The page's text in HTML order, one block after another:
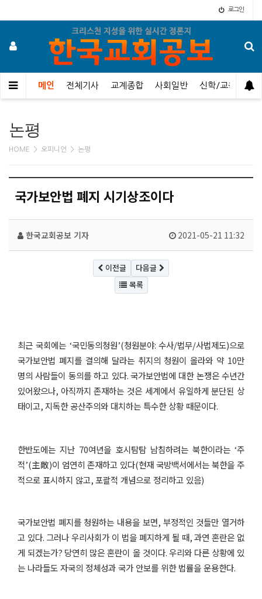
로그인
메인 전체기사 교계종합 사회일반 신학/교육 오
논평
HOME > 오피니언 > 논평
국가보안법 폐지 시기상조이다
한국교회공보 기자 2021-05-21 11:32
이전글
다음글
목록
최근 국회에는 ‘국민동의청원’(청원분야:수사/법무/사법제도)으로
국가보안법 폐지를 결의해 달라는 취지의 청원이 올라와 약 10만
명의 사람들이 동의를 하고 있다.국가보안법에 대한 논쟁은 수년간
있어왔으나, 아직까지 존재하는 것은 세계에서 유일하게 분단된 상
태이고,지독한 공산주의와 대치하는 특수한 상황 때문이다.
한반도에는 지난 70여년을 호시탐탐 남침하려는 북한이라는‘주
적’(主敵)이 엄연히 존재하고 있다(현재 국방백서에서는 북한을 주
적으로 표시하지 않고,포괄적 개념으로 정리하고 있음)
국가보안법 폐지를 청원하는 내용을 보면, 부정적인 것들만 열거하
고 있다. 그러나 우리사회가 이 법을 폐지하게 될 때,과연 혼란은 없
게 되겠는가? 당연히 많은 혼란이 올 것이다.우리와 다른 상황에 있
는 나라들도 자국의 정체성과 국가 안보를 위한 법률을 운용한다.